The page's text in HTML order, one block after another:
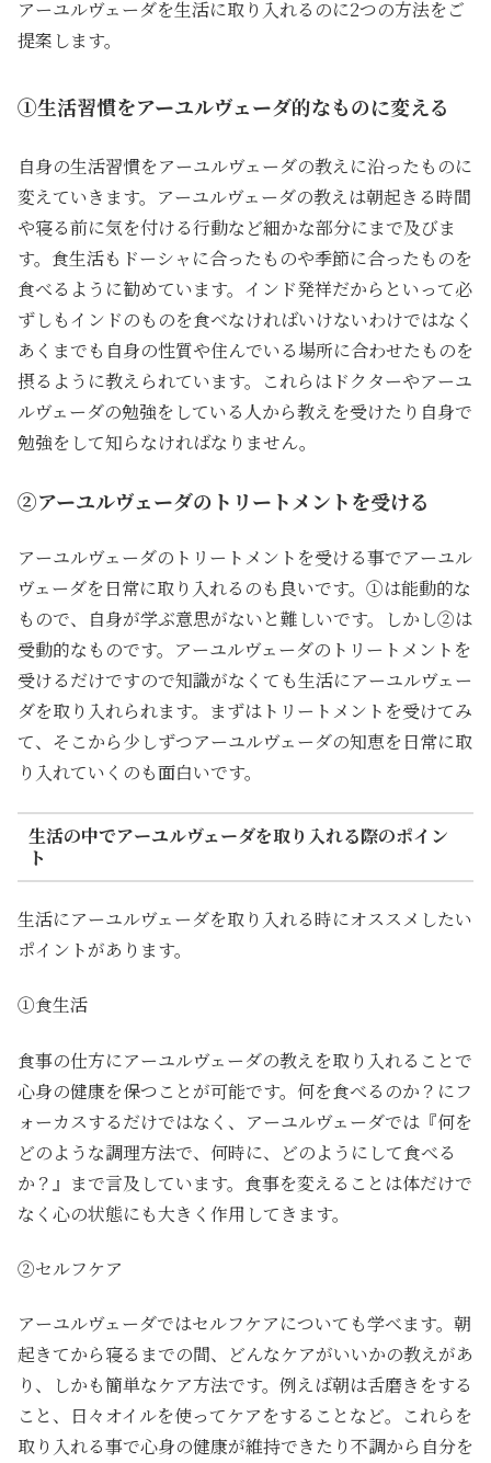
アーユルヴェーダを生活に取り入れるのに2つの方法をご
提案します。
①生活習慣をアーユルヴェーダ的なものに変える
自身の生活習慣をアーユルヴェーダの教えに沿ったものに
変えていきます。アーユルヴェーダの教えは朝起きる時間
や寝る前に気を付ける行動など細かな部分にまで及びま
す。食生活もドーシャに合ったものや季節に合ったものを
食べるように勧めています。インド発祥だからといって必
ずしもインドのものを食べなければいけないわけではなく
あくまでも自身の性質や住んでいる場所に合わせたものを
摂るように教えられています。これらはドクターやアーユ
ルヴェーダの勉強をしている人から教えを受けたり自身で
勉強をして知らなければなりません。
②アーユルヴェーダのトリートメントを受ける
アーユルヴェーダのトリートメントを受ける事でアーユル
ヴェーダを日常に取り入れるのも良いです。①は能動的な
もので、自身が学ぶ意思がないと難しいです。しかし②は
受動的なものです。アーユルヴェーダのトリートメントを
受けるだけですので知識がなくても生活にアーユルヴェー
ダを取り入れられます。まずはトリートメントを受けてみ
て、そこから少しずつアーユルヴェーダの知恵を日常に取
り入れていくのも面白いです。
生活の中でアーユルヴェーダを取り入れる際のポイン
ト
生活にアーユルヴェーダを取り入れる時にオススメしたい
ポイントがあります。
①食生活
食事の仕方にアーユルヴェーダの教えを取り入れることで
心身の健康を保つことが可能です。何を食べるのか？にフ
ォーカスするだけではなく、アーユルヴェーダでは『何を
どのような調理方法で、何時に、どのようにして食べる
か？』まで言及しています。食事を変えることは体だけで
なく心の状態にも大きく作用してきます。
②セルフケア
アーユルヴェーダではセルフケアについても学べます。朝
起きてから寝るまでの間、どんなケアがいいかの教えがあ
り、しかも簡単なケア方法です。例えば朝は舌磨きをする
こと、日々オイルを使ってケアをすることなど。これらを
取り入れる事で心身の健康が維持できたり不調から自分を